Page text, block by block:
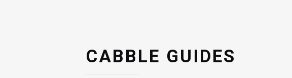
CABBLE GUIDES